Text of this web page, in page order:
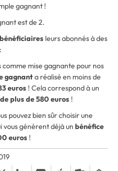
gagnant !
est de 2.
bénéficiaires leurs abonnés à des
comme mise gagnante pour nos
gagnanta réalisé en moins de
euros ! Cela correspond à un
plus de 580 euros !
pouvez bien sûr choisir une
vous génèrent déjà un bénéfice
euros !